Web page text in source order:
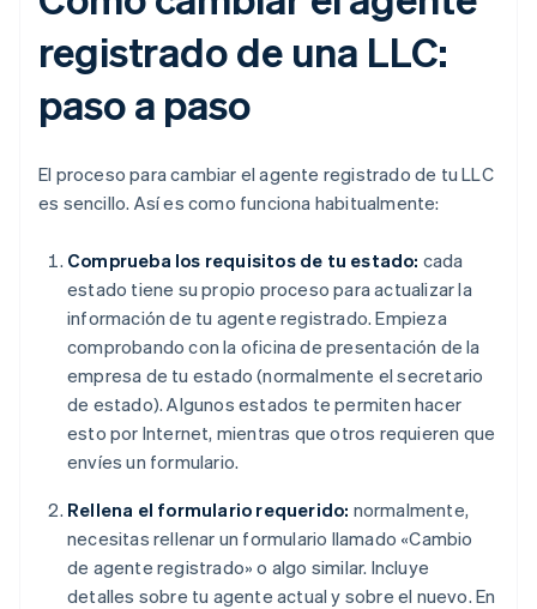
registrado de una LLC:
paso a paso
El proceso para cambiar el agente registrado de tu LLC
es sencillo. Así es como funciona habitualmente:
Comprueba los requisitos de tu estado: cada
estado tiene su propio proceso para actualizar la
información de tu agente registrado. Empieza
comprobando con la oficina de presentación de la
empresa de tu estado (normalmente el secretario
de estado). Algunos estados te permiten hacer
esto por Internet, mientras que otros requieren que
envíes un formulario.
Rellena el formulario requerido: normalmente,
necesitas rellenar un formulario llamado «Cambio
de agente registrado» o algo similar. Incluye
detalles sobre tu agente actual y sobre el nuevo. En